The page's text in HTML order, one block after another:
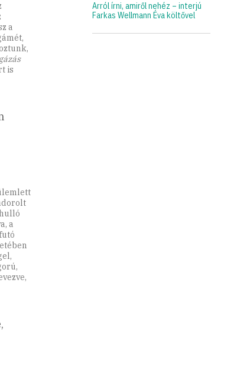
a
is
a
Arról írni, amiről nehéz – interjú
Farkas Wellmann Éva költővel